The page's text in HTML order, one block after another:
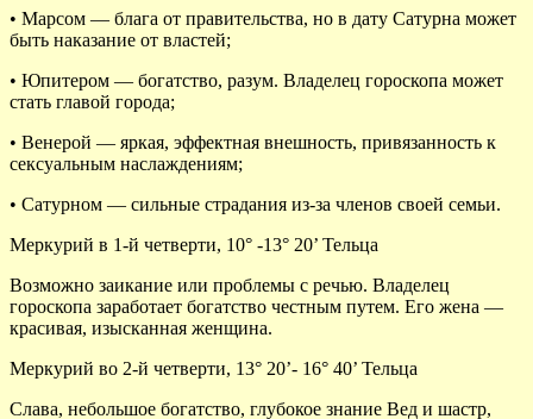
• Марсом — блага от правительства, но в дату Сатурна может
быть наказание от властей;
• Юпитером — богатство, разум. Владелец гороскопа может
стать главой города;
• Венерой — яркая, эффектная внешность, привязанность к
сексуальным наслаждениям;
• Сатурном — сильные страдания из-за членов своей семьи.
Меркурий в 1-й четверти, 10° -13° 20’ Тельца
Возможно заикание или проблемы с речью. Владелец
гороскопа заработает богатство честным путем. Его жена —
красивая, изысканная женщина.
Меркурий во 2-й четверти, 13° 20’- 16° 40’ Тельца
Слава, небольшое богатство, глубокое знание Вед и шастр,